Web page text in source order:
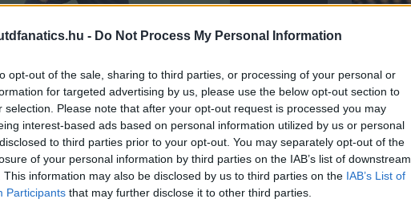
- Do Not Process My Personal Information
opt-out of the sale, sharing to third parties, or processing of your personal or
for targeted advertising by us, please use the below opt-out section to
selection. Please note that after your opt-out request is processed you may
interest-based ads based on personal information utilized by us or personal
to third parties prior to your opt-out. You may separately opt-out of the
of your personal information by third parties on the IAB’s list of downstream
This information may also be disclosed by us to third parties on the IAB’s List of
Participants that may further disclose it to other third parties.